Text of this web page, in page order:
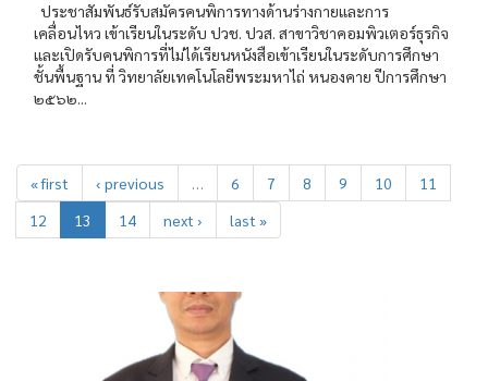
ประชาสัมพันธ์รับสมัครคนพิการทางด้านร่างกายและการ
เคลื่อนไหว เข้าเรียนในระดับ ปวช. ปวส. สาขาวิชาคอมพิวเตอร์ธุรกิจ
และเปิดรับคนพิการที่ไม่ได้เรียนหนังสือเข้าเรียนในระดับการศึกษา
ชั้นพื้นฐาน ที่ วิทยาลัยเทคโนโลยีพระมหาไถ่ หนองคาย ปีการศึกษา
๒๕๖๒...
« first ‹ previous … 6 7 8 9 10
11
12
13 14 next › last »